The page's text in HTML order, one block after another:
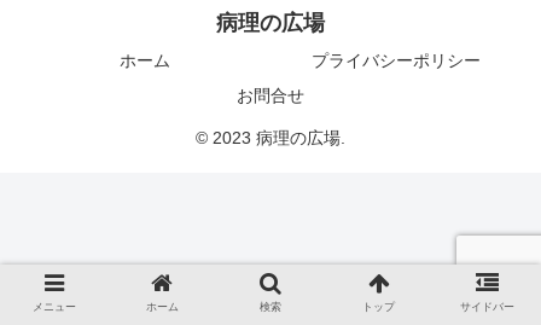
病理の広場
ホーム
プライバシーポリシー
お問合せ
© 2023 病理の広場.
メニュー ホーム 検索 トップ サイドバー